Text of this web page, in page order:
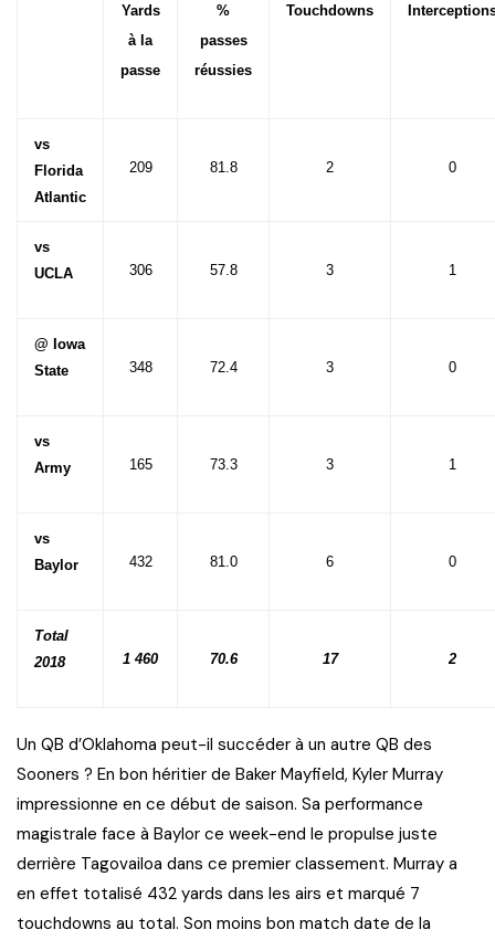
Yards
à la
passe
%
passes
réussies
Touchdowns
vs
Florida
Atlantic
209 81.8 2 0
vs
UCLA
306 57.8 3 1
@ Iowa
State
348 72.4 3 0
vs
Army
165 73.3 3 1
vs
Baylor
432 81.0 6 0
Total
2018
1 460 70.6 17 2
Un QB d’Oklahoma peut-il succéder à un autre QB des
Sooners ? En bon héritier de Baker Mayfield, Kyler Murray
impressionne en ce début de saison. Sa performance
magistrale face à Baylor ce week-end le propulse juste
derrière Tagovailoa dans ce premier classement. Murray a
en effet totalisé 432 yards dans les airs et marqué 7
touchdowns au total. Son moins bon match date de la